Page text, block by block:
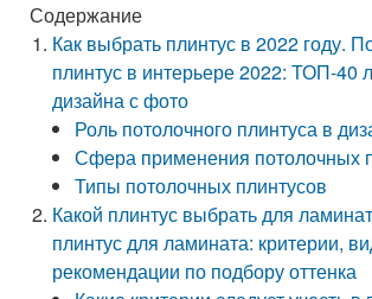
Содержание
Как выбрать плинтус в 2022 году.
плинтус в интерьере 2022: ТОП-40
дизайна с фото
Роль потолочного плинтуса в
Сфера применения потолочных
Типы потолочных плинтусов
Какой плинтус выбрать для
плинтус для ламината: критерии,
рекомендации по подбору оттенка